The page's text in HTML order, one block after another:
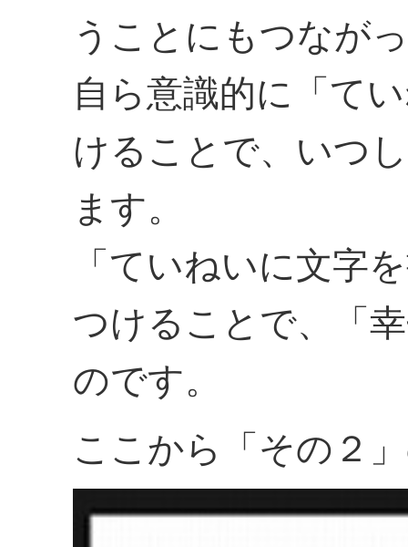
うことにもつなが
自ら意識的に「て
けることで、いつ
ます。
「ていねいに文字
つけることで、「
のです。
ここから「その２